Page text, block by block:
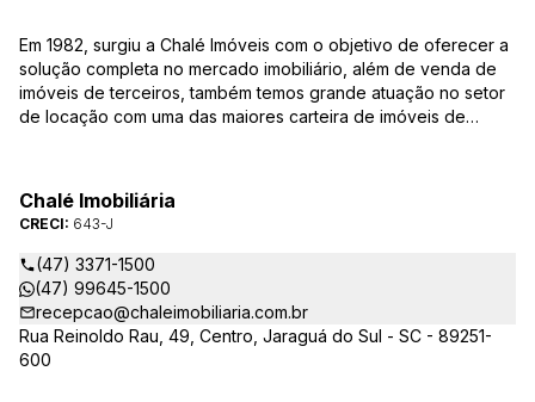
Em 1982, surgiu a Chalé Imóveis com o objetivo de oferecer a
solução completa no mercado imobiliário, além de venda de
imóveis de terceiros, também temos grande atuação no setor
de locação com uma das maiores carteira de imóveis de
Arte Imóveis. E também reavaliamos a nossa Missão, Visão e
Valores.
Chalé Imobiliária
CRECI: 643-J
(47) 3371-1500
(47) 99645-1500
recepcao@chaleimobiliaria.com.br
Rua Reinoldo Rau, 49, Centro, Jaraguá do Sul - SC - 89251-
600